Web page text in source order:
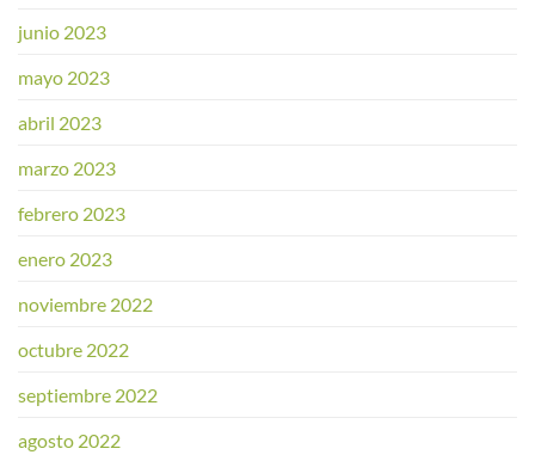
junio 2023
mayo 2023
abril 2023
marzo 2023
febrero 2023
enero 2023
noviembre 2022
octubre 2022
septiembre 2022
agosto 2022